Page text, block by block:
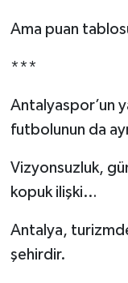
Ama puan
***
Antalyaspor’un
futbolunun da
Vizyonsuzluk,
kopuk ilişki…
Antalya,
şehirdir.